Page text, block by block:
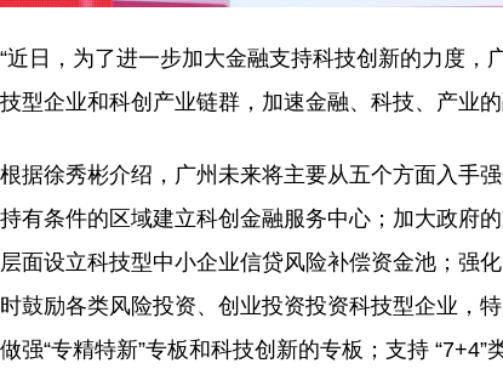
“近日，为了进一步加大金融支持科技创新的力度
技型企业和科创产业链群，加速金融、科技、产业的
根据徐秀彬介绍，广州未来将主要从五个方面入手
持有条件的区域建立科创金融服务中心；加大政府
层面设立科技型中小企业信贷风险补偿资金池；强
时鼓励各类风险投资、创业投资投资科技型企业，
做强“专精特新”专板和科技创新的专板；支持